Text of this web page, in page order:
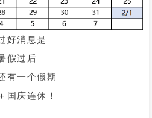
好消息是
假过后
有一个假期
国庆连休！